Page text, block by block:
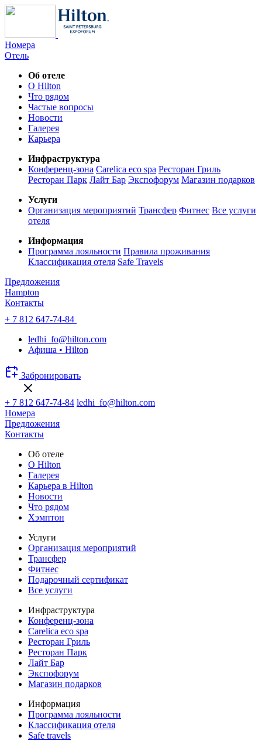
Номера
Отель
Об отеле
О Hilton
Что рядом
Частые вопросы
Новости
Галерея
Карьера
Инфраструктура
Конференц-зона Carelica eco spa Ресторан Гриль
Ресторан Парк Лайт Бар Экспофорум Магазин подарков
Услуги
Организация мероприятий Трансфер Фитнес Все услуги
отеля
Информация
Программа лояльности Правила проживания
Классификация отеля Safe Travels
Предложения
Hampton
Контакты
+ 7 812 647-74-84
ledhi_fo@hilton.com
Афиша • Hilton
Забронировать
+ 7 812 647-74-84 ledhi_fo@hilton.com
Номера
Предложения
Контакты
Об отеле
О Hilton
Галерея
Карьера в Hilton
Новости
Что рядом
Хэмптон
Услуги
Организация мероприятий
Трансфер
Фитнес
Подарочный сертификат
Все услуги
Инфраструктура
Конференц-зона
Carelica eco spa
Ресторан Гриль
Ресторан Парк
Лайт Бар
Экспофорум
Магазин подарков
Информация
Программа лояльности
Классификация отеля
Safe travels